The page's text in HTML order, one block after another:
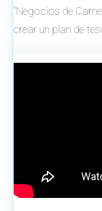
"Negocios de
crear un plan de